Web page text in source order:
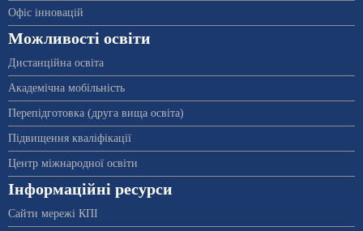
Офіс інновацій
Можливості освіти
Дистанційна освіта
Академічна мобільність
Перепідготовка (друга вища освіта)
Підвищення кваліфікації
Центр міжнародної освіти
Інформаційні ресурси
Сайти мережі КПІ